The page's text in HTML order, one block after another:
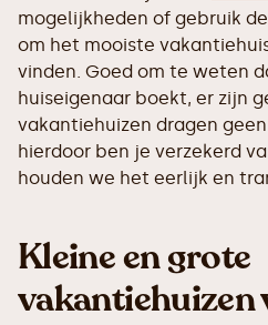
mogelijkheden of gebruik
om het mooiste
vinden. Goed om te weten
huiseigenaar boekt, er zijn
vakantiehuizen dragen
hierdoor ben je verzekerd
houden we het eerlijk en
Kleine en grote
vakantiehuizen